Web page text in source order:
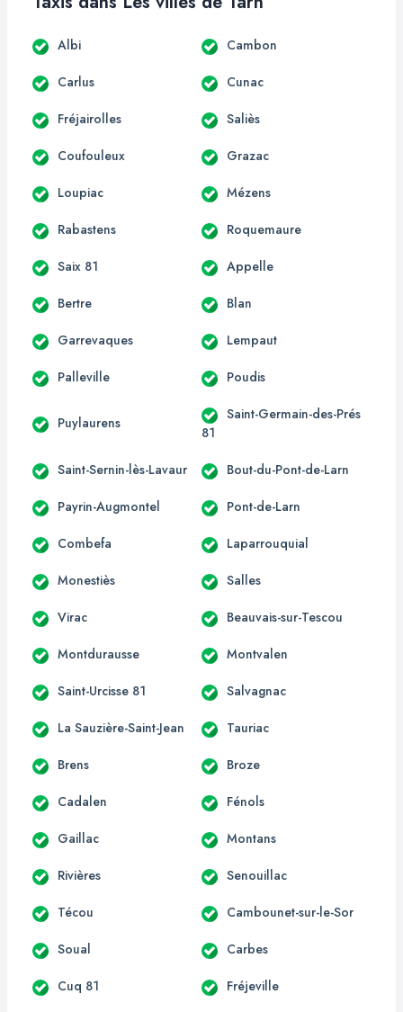
Albi Cambon
Carlus Cunac
Fréjairolles Saliès
Coufouleux Grazac
Loupiac Mézens
Rabastens Roquemaure
Saix 81 Appelle
Bertre Blan
Garrevaques Lempaut
Palleville Poudis
Puylaurens
Saint-Germain-des-Prés
81
Saint-Sernin-lès-Lavaur Bout-du-Pont-de-Larn
Payrin-Augmontel Pont-de-Larn
Combefa Laparrouquial
Monestiès Salles
Virac Beauvais-sur-Tescou
Montdurausse Montvalen
Saint-Urcisse 81 Salvagnac
La Sauzière-Saint-Jean Tauriac
Brens Broze
Cadalen Fénols
Gaillac Montans
Rivières Senouillac
Técou Cambounet-sur-le-Sor
Soual Carbes
Cuq 81 Fréjeville